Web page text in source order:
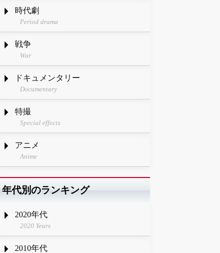
時代劇
Period drama
戦争
War
ドキュメンタリー
Documentary
特撮
Special effects
アニメ
Anime
年代別のランキング
2020年代
2020 Years
2010年代